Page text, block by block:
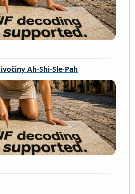
Ah-Shi-Sle-Pah